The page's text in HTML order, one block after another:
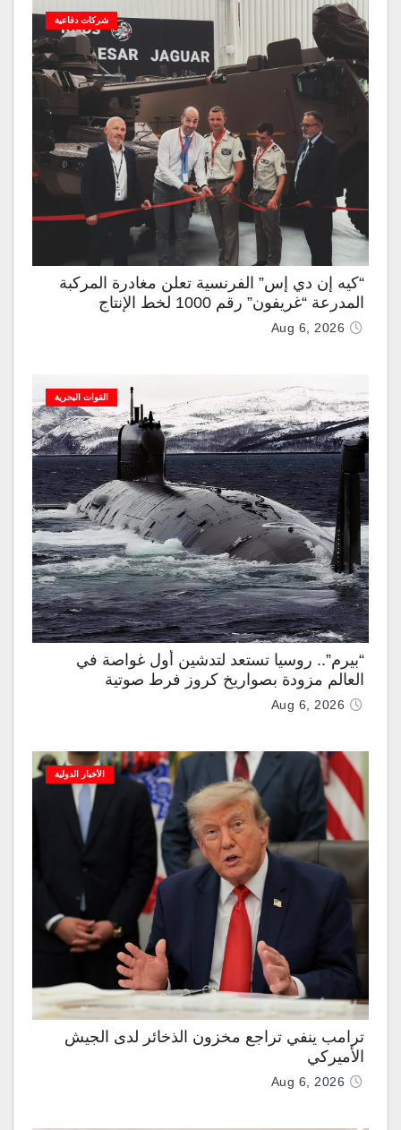
شركات دفاعية
“كيه إن دي إس” الفرنسية تعلن مغادرة المركبة
المدرعة “غريفون” رقم 1000 لخط الإنتاج
Aug 6, 2026
القوات البحرية
“بيرم”.. روسيا تستعد لتدشين أول غواصة في
العالم مزودة بصواريخ كروز فرط صوتية
Aug 6, 2026
الأخبار الدولية
ترامب ينفي تراجع مخزون الذخائر لدى الجيش
الأميركي
Aug 6, 2026